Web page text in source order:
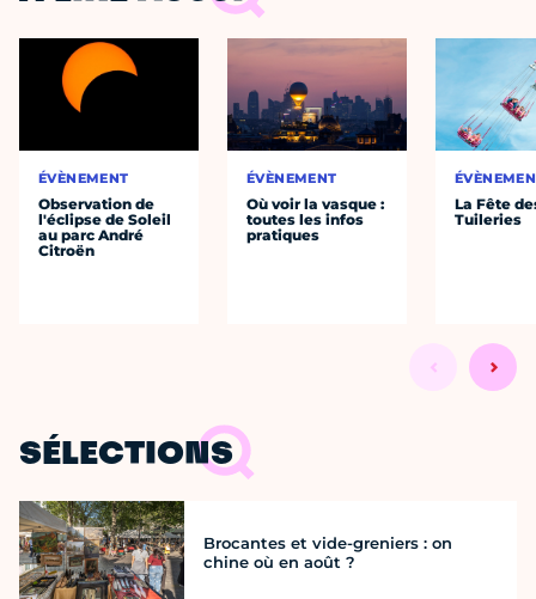
ÉVÈNEMENT
Observation de
l'éclipse de Soleil
au parc André
Citroën
ÉVÈNEMENT
Où voir la vasque :
toutes les infos
pratiques
La Fête
Tuileries
SÉLECTIONS
Brocantes et vide-greniers : on
chine où en août ?